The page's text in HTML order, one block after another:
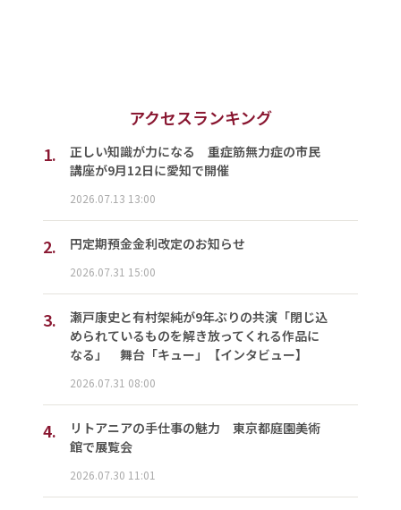
アクセスランキング
1.
正しい知識が力になる 重症筋無力症の市民
講座が9月12日に愛知で開催
2026.07.13 13:00
2. 円定期預金金利改定のお知らせ
2026.07.31 15:00
3.
瀬戸康史と有村架純が9年ぶりの共演「閉じ込
められているものを解き放ってくれる作品に
なる」 舞台「キュー」【インタビュー】
2026.07.31 08:00
4.
リトアニアの手仕事の魅力 東京都庭園美術
館で展覧会
2026.07.30 11:01